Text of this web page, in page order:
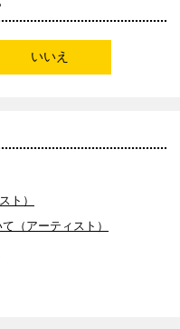
いいえ
ト）
（アーティスト）